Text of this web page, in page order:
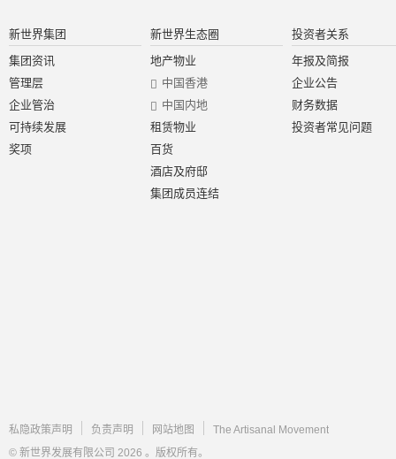
新世界集团
集团资讯
管理层
企业管治
可持续发展
奖项
新世界生态圈
地产物业
中国香港
中国内地
租赁物业
百货
酒店及府邸
集团成员连结
投资者关系
年报及简报
企业公告
财务数据
投资者常见问题
私隐政策声明 负责声明 网站地图
The Artisanal Movement
© 新世界发展有限公司 2026 。版权所有。